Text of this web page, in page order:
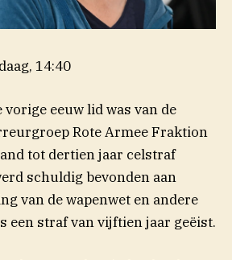
14:40
vorige eeuw lid was van de
Rote Armee Fraktion
tot dertien jaar celstraf
schuldig bevonden aan
van de wapenwet en andere
een straf van vijftien jaar geëist.